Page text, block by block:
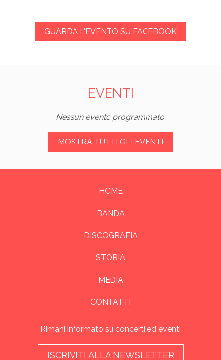
GUARDA L'EVENTO SU FACEBOOK
EVENTI
Nessun evento programmato.
MOSTRA TUTTI GLI EVENTI
HOME
BANDA
DISCOGRAFIA
STORIA
MEDIA
CONTATTI
Rimani informato su concerti ed eventi
ISCRIVITI ALLA NEWSLETTER